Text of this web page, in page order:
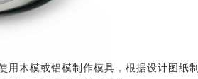
木模或铝模制作模具，根据设计图纸制